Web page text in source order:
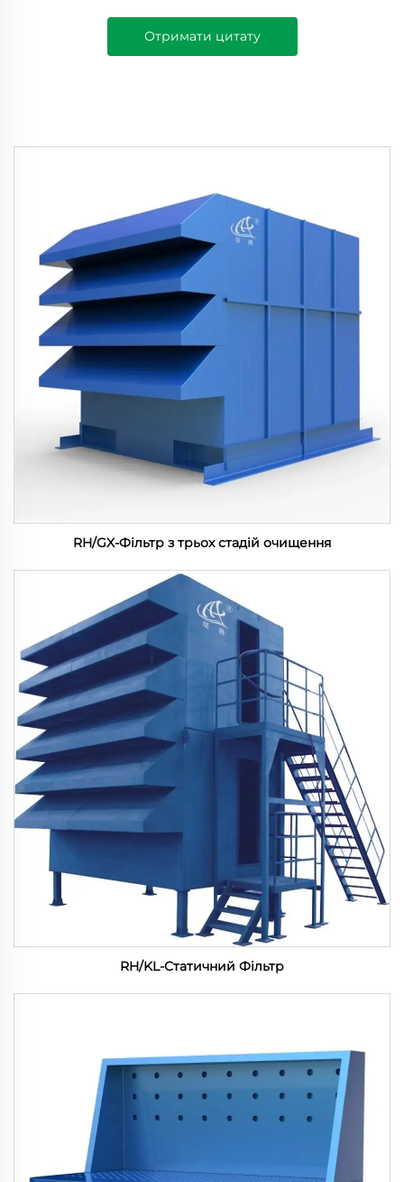
Отримати цитату
RH/GX-Фільтр з трьох стадій очищення
RH/KL-Статичний Фільтр